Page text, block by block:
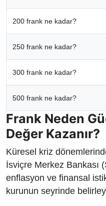
200 frank ne kadar?
250 frank ne kadar?
300 frank ne kadar?
500 frank ne kadar?
Frank Neden
Değer Kazanır?
Küresel kriz
İsviçre Merkez Bankası
enflasyon ve finansal
kurunun seyrinde